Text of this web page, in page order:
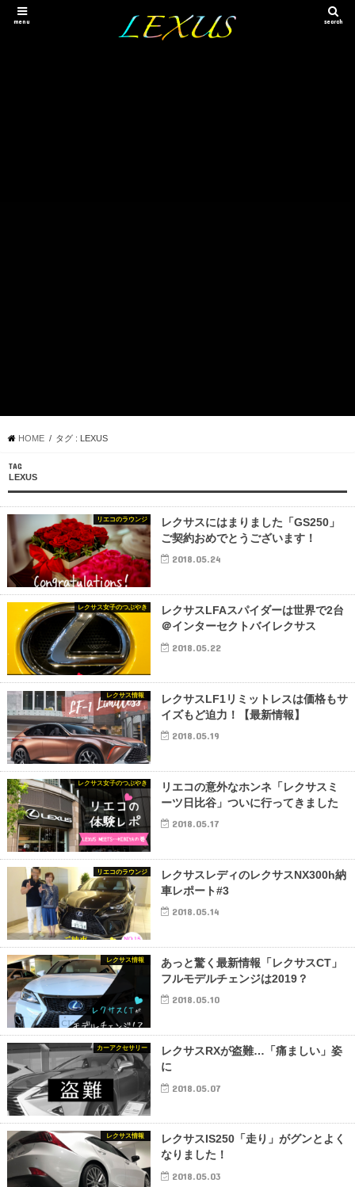
search
menu
HOME タグ : LEXUS
TAG
LEXUS
リエコのラウンジ
レクサスにはまりました「GS250」
ご契約おめでとうございます！
2018.05.24
レクサス女子のつぶやき
レクサスLFAスパイダーは世界で2台
＠インターセクトバイレクサス
2018.05.22
レクサス情報
レクサスLF1リミットレスは価格もサ
イズもど迫力！【最新情報】
2018.05.19
レクサス女子のつぶやき
リエコの意外なホンネ「レクサスミ
ーツ日比谷」ついに行ってきました
2018.05.17
リエコのラウンジ
レクサスレディのレクサスNX300h納
車レポート#3
2018.05.14
レクサス情報
あっと驚く最新情報「レクサスCT」
フルモデルチェンジは2019？
2018.05.10
カーアクセサリー
レクサスRXが盗難…「痛ましい」姿
に
2018.05.07
レクサス情報
レクサスIS250「走り」がグンとよく
なりました！
2018.05.03